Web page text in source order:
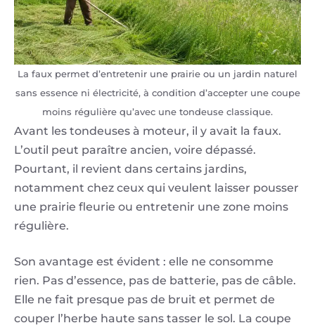
La faux permet d’entretenir une prairie ou un jardin naturel
sans essence ni électricité, à condition d’accepter une coupe
moins régulière qu’avec une tondeuse classique.
Avant les tondeuses à moteur, il y avait la faux.
L’outil peut paraître ancien, voire dépassé.
Pourtant, il revient dans certains jardins,
notamment chez ceux qui veulent laisser pousser
une prairie fleurie ou entretenir une zone moins
régulière.
Son avantage est évident : elle ne consomme
rien. Pas d’essence, pas de batterie, pas de câble.
Elle ne fait presque pas de bruit et permet de
couper l’herbe haute sans tasser le sol. La coupe